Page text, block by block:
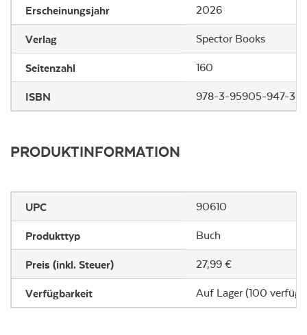
Erscheinungsjahr 2026
Verlag Spector Books
Seitenzahl 160
ISBN 978-3-95905-947-3
PRODUKTINFORMATION
UPC 90610
Produkttyp Buch
Preis (inkl. Steuer) 27,99 €
Verfügbarkeit Auf Lager (100